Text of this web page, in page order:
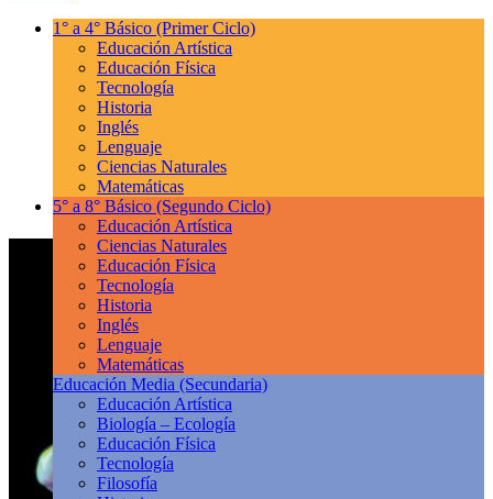
1° a 4° Básico (Primer Ciclo)
Educación Artística
Educación Física
Tecnología
Historia
Inglés
Lenguaje
Ciencias Naturales
Matemáticas
5° a 8° Básico (Segundo Ciclo)
Educación Artística
Ciencias Naturales
Educación Física
Tecnología
Historia
Inglés
Lenguaje
Matemáticas
Educación Media (Secundaria)
Educación Artística
Biología – Ecología
Educación Física
Tecnología
Filosofía